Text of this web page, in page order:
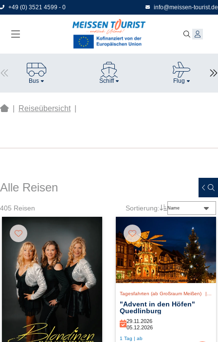
Direkt
zum
+49 (0) 3521 4599 - 0 info@meissen-tourist.de
Bus Schiff Flug
Reiseübersicht
Alle Reisen
405 Reisen Sortierung: Name
Tagesfahrten (ab Großraum Meißen)
"Advent in den Höfen"
Quedlinburg
29.11.2026
05.12.2026
1 Tag | ab